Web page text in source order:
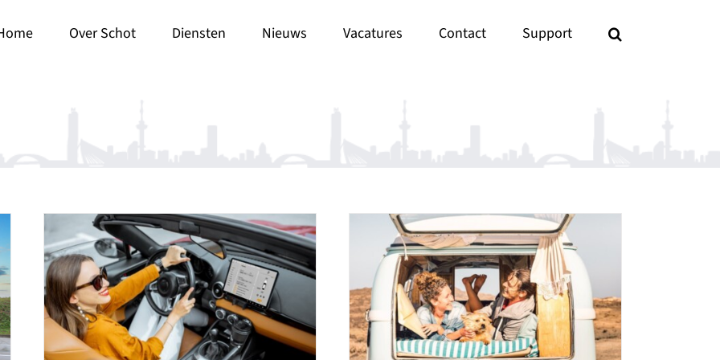
Over Schot Diensten Nieuws Vacatures Contact Support
Kampeerautotarief niet met
terugwerkende kracht
Autobelastingen